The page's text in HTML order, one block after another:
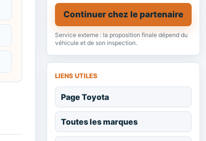
Continuer chez le partenaire
Service externe : la proposition finale dépend du
véhicule et de son inspection.
LIENS UTILES
Page Toyota
Toutes les marques